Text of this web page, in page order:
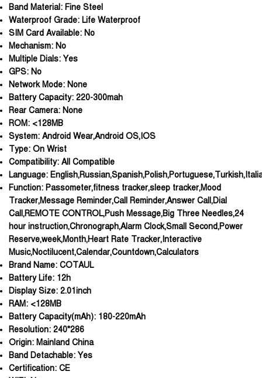
Band Material: Fine Steel
Waterproof Grade: Life Waterproof
SIM Card Available: No
Mechanism: No
Multiple Dials: Yes
GPS: No
Network Mode: None
Battery Capacity: 220-300mah
Rear Camera: None
ROM: <128MB
System: Android Wear,Android OS,IOS
Type: On Wrist
Compatibility: All Compatible
Language:
Function: Passometer,fitness tracker,sleep tracker,Mood
Tracker,Message Reminder,Call Reminder,Answer Call,Dial
Call,REMOTE CONTROL,Push Message,Big Three Needles,24
hour instruction,Chronograph,Alarm Clock,Small Second,Power
Reserve,week,Month,Heart Rate Tracker,Interactive
Music,Noctilucent,Calendar,Countdown,Calculators
Brand Name: COTAUL
Battery Life: 12h
Display Size: 2.01inch
RAM: <128MB
Battery Capacity(mAh): 180-220mAh
Resolution: 240*286
Origin: Mainland China
Band Detachable: Yes
Certification: CE